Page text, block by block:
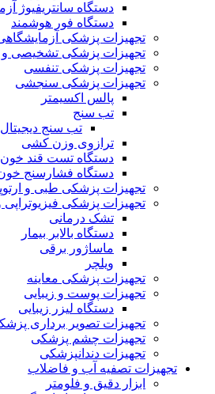
دستگاه سانتریفیوژ
دستگاه فور هوشمند
تجهیزات پزشکی
تجهیزات پزشکی تشخیصی و
تجهیزات پزشکی تنفسی
تجهیزات پزشکی سنجشی
پالس اکسیمتر
تب سنج
تب سنج دیجیتال
ترازوی وزن کشی
دستگاه تست قند خون
دستگاه فشارسنج
تجهیزات پزشکی طبی و
تجهیزات پزشکی فیزیوتراپی
تشک درمانی
دستگاه بالابر بیمار
ماساژور برقی
ویلچر
تجهیزات پزشکی معاینه
تجهیزات پوست و زیبایی
دستگاه لیزر زیبایی
تجهیزات تصویر برداری
تجهیزات چشم پزشکی
تجهیزات دندانپزشکی
تجهیزات تصفیه آب و فاضلاب
ابزار دقیق و فلومتر